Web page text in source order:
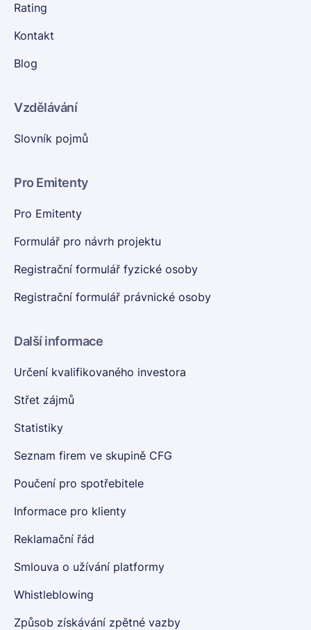
Rating
Kontakt
Blog
Vzdělávání
Slovník pojmů
Pro Emitenty
Pro Emitenty
Formulář pro návrh projektu
Registrační formulář fyzické osoby
Registrační formulář právnické osoby
Další informace
Určení kvalifikovaného investora
Střet zájmů
Statistiky
Seznam firem ve skupině CFG
Poučení pro spotřebitele
Informace pro klienty
Reklamační řád
Smlouva o užívání platformy
Whistleblowing
Způsob získávání zpětné vazby